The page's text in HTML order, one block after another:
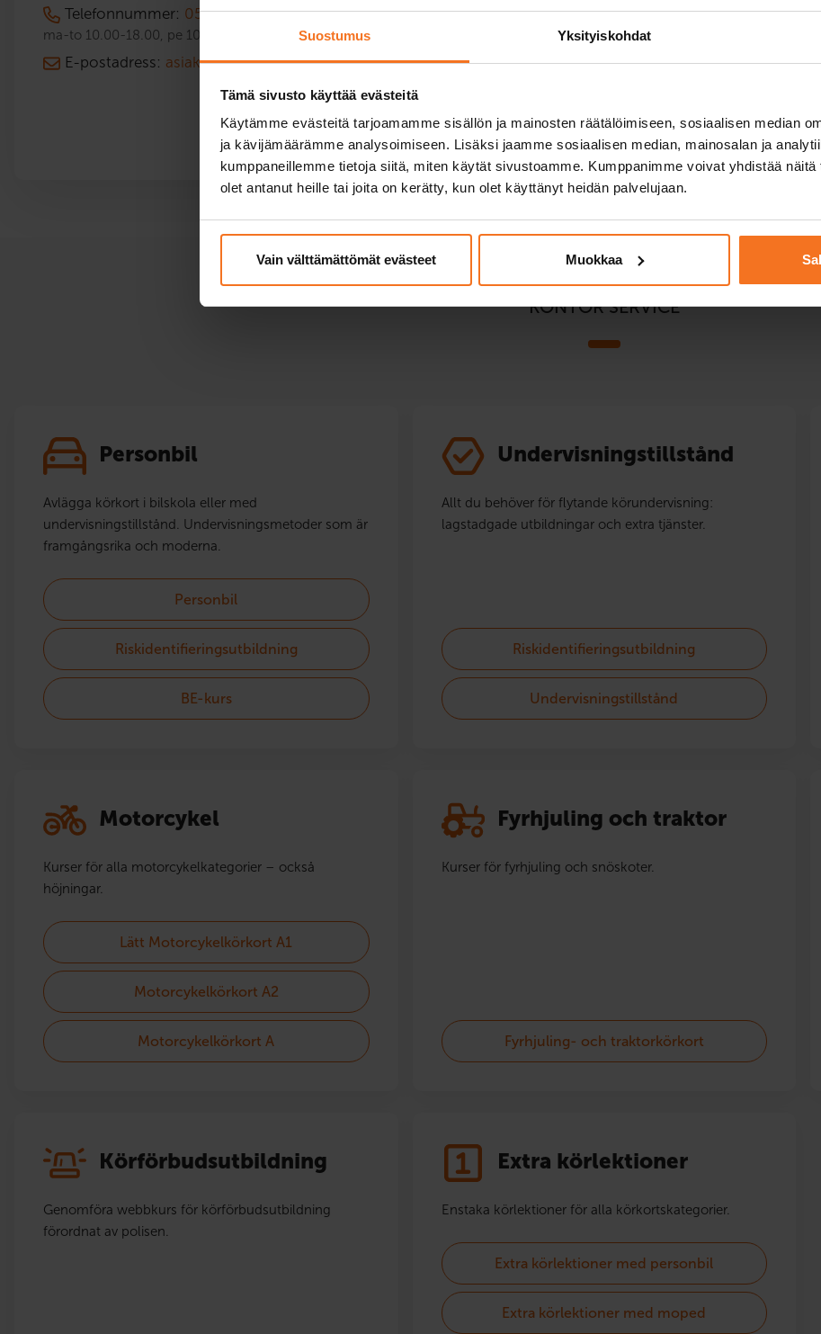
Suostumus Yksityiskohdat
Tämä sivusto käyttää evästeitä
Käytämme evästeitä tarjoamamme sisällön ja mainosten räätälöimiseen, sosiaalisen median
ja kävijämäärämme analysoimiseen. Lisäksi jaamme sosiaalisen median, mainosalan ja
kumppaneillemme tietoja siitä, miten käytät sivustoamme. Kumppanimme voivat yhdistää näitä
olet antanut heille tai joita on kerätty, kun olet käyttänyt heidän palvelujaan.
Vain välttämättömät evästeet Muokkaa
Telefonnummer: 050 913 0300
ma-to 10.00-18.00, pe 10.00-15.00
E-postadress: asiakaspalvelu@cap.fi
KONTOR SERVICE
Personbil
Avlägga körkort i bilskola eller med
undervisningstillstånd. Undervisningsmetoder som är
framgångsrika och moderna.
Personbil
Riskidentifieringsutbildning
BE-kurs
Undervisningstillstånd
Allt du behöver för flytande körundervisning:
lagstadgade utbildningar och extra tjänster.
Riskidentifieringsutbildning
Undervisningstillstånd
Motorcykel
Kurser för alla motorcykelkategorier – också
höjningar.
Lätt Motorcykelkörkort A1
Motorcykelkörkort A2
Motorcykelkörkort A
Fyrhjuling och traktor
Kurser för fyrhjuling och snöskoter.
Fyrhjuling- och traktorkörkort
Körförbudsutbildning
Genomföra webbkurs för körförbudsutbildning
förordnat av polisen.
Extra körlektioner
Enstaka körlektioner för alla körkortskategorier.
Extra körlektioner med personbil
Extra körlektioner med moped